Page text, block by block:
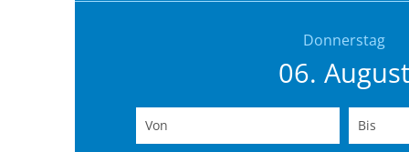
Donnerstag
06. August
Von Bis